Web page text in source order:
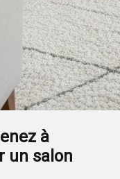
à
un salon